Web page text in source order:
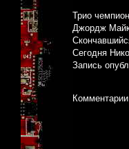
Трио
Джордж
Сегодня
Запись